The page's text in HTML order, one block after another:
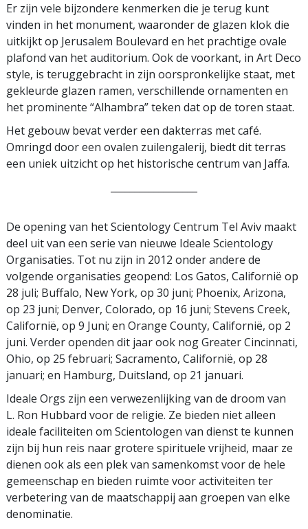
Er zijn vele bijzondere kenmerken die je terug kunt
vinden in het monument, waaronder de glazen klok die
uitkijkt op Jerusalem Boulevard en het prachtige ovale
plafond van het auditorium. Ook de voorkant, in Art Deco
style, is teruggebracht in zijn oorspronkelijke staat, met
gekleurde glazen ramen, verschillende ornamenten en
het prominente “Alhambra” teken dat op de toren staat.
Het gebouw bevat verder een dakterras met café.
Omringd door een ovalen zuilengalerij, biedt dit terras
een uniek uitzicht op het historische centrum van Jaffa.
De opening van het Scientology Centrum Tel Aviv maakt
deel uit van een serie van nieuwe Ideale Scientology
Organisaties. Tot nu zijn in 2012 onder andere de
volgende organisaties geopend: Los Gatos, Californië op
28 juli; Buffalo, New York, op 30 juni; Phoenix, Arizona,
op 23 juni; Denver, Colorado, op 16 juni; Stevens Creek,
Californië, op 9 Juni; en Orange County, Californië, op 2
juni. Verder openden dit jaar ook nog Greater Cincinnati,
Ohio, op 25 februari; Sacramento, Californië, op 28
januari; en Hamburg, Duitsland, op 21 januari.
Ideale Orgs zijn een verwezenlijking van de droom van
L. Ron Hubbard voor de religie. Ze bieden niet alleen
ideale faciliteiten om Scientologen van dienst te kunnen
zijn bij hun reis naar grotere spirituele vrijheid, maar ze
dienen ook als een plek van samenkomst voor de hele
gemeenschap en bieden ruimte voor activiteiten ter
verbetering van de maatschappij aan groepen van elke
denominatie.